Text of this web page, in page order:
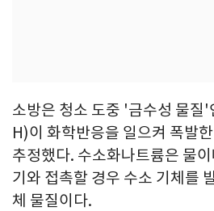
소방은 청소 도중 '금수성 물질
H)이 화학반응을 일으켜 폭발
추정했다. 수소화나트륨은 물
기와 접촉할 경우 수소 기체를
체 물질이다.